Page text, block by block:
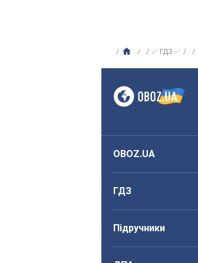
✅ ГДЗ ✅
OBOZ.UA
ГДЗ
Підручники